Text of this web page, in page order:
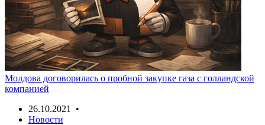
Молдова договорилась о пробной закупке газа с голландской
компанией
26.10.2021 •
Новости